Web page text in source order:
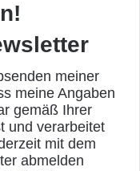
meiner
meine Angaben
gemäß Ihrer
und verarbeitet
mit dem
abmelden